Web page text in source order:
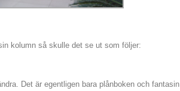
kolumn så skulle det se ut som följer:
Det är egentligen bara plånboken och fantasin